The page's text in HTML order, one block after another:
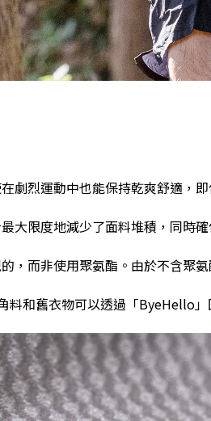
劇烈運動中也能保持乾爽舒適，
大限度地減少了面料堆積，同時
，而非使用聚氨酯。由於不含聚
料和舊衣物可以透過「ByeHello